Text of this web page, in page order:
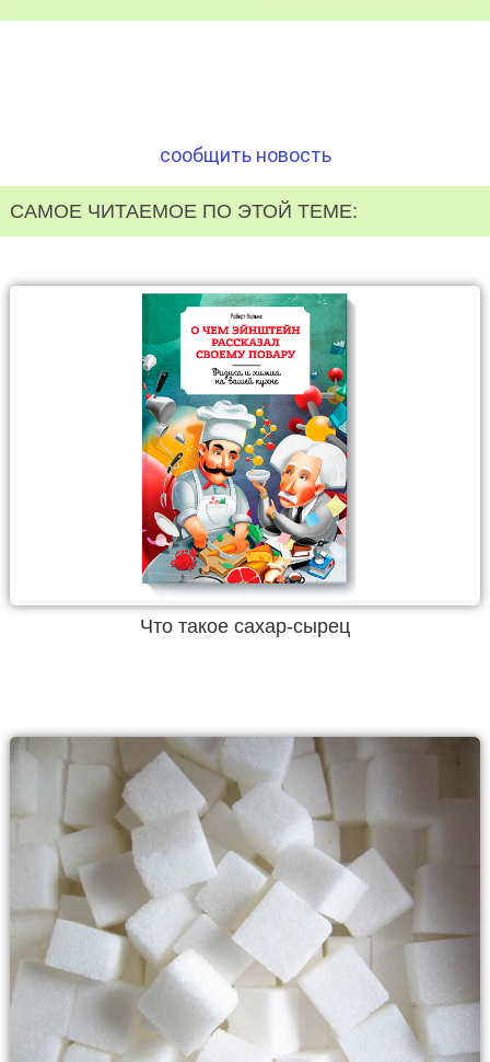
сообщить новость
САМОЕ ЧИТАЕМОЕ ПО ЭТОЙ ТЕМЕ:
Что такое сахар-сырец